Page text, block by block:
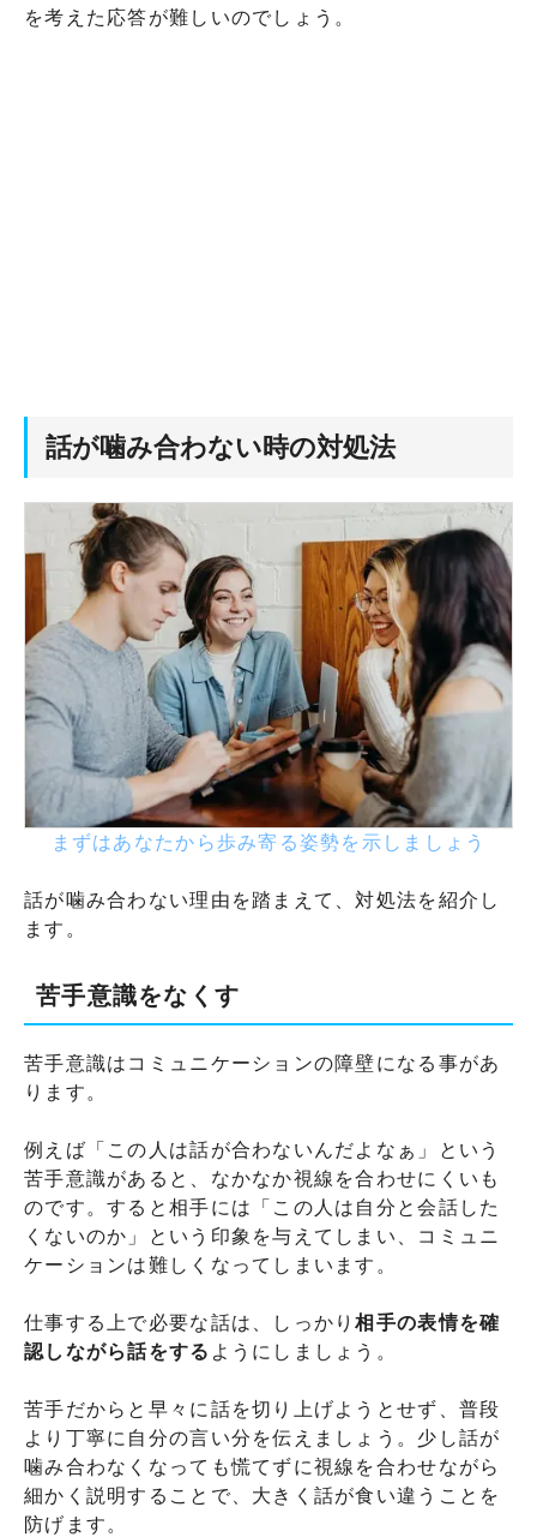
を考えた応答が難しいのでしょう。
話が噛み合わない時の対処法
まずはあなたから歩み寄る姿勢を示しましょう
話が噛み合わない理由を踏まえて、対処法を紹介し
ます。
苦手意識をなくす
苦手意識はコミュニケーションの障壁になる事があ
ります。
例えば「この人は話が合わないんだよなぁ」という
苦手意識があると、なかなか視線を合わせにくいも
のです。すると相手には「この人は自分と会話した
くないのか」という印象を与えてしまい、コミュニ
ケーションは難しくなってしまいます。
仕事する上で必要な話は、しっかり相手の表情を確
認しながら話をする ようにしましょう。
苦手だからと早々に話を切り上げようとせず、普段
より丁寧に自分の言い分を伝えましょう。少し話が
噛み合わなくなっても慌てずに視線を合わせながら
細かく説明することで、大きく話が食い違うことを
防げます。